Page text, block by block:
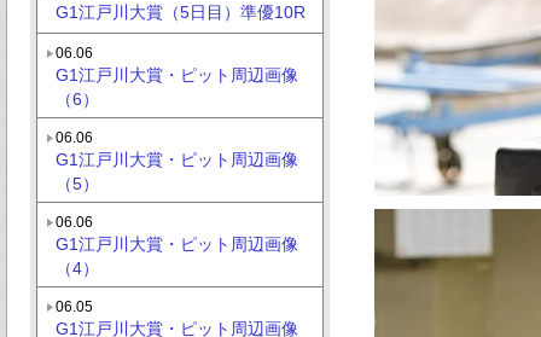
G1江戸川大賞（5日目）準優10R
06.06
G1江戸川大賞・ピット周辺画像
（6）
06.06
G1江戸川大賞・ピット周辺画像
（5）
06.06
G1江戸川大賞・ピット周辺画像
（4）
06.05
G1江戸川大賞・ピット周辺画像